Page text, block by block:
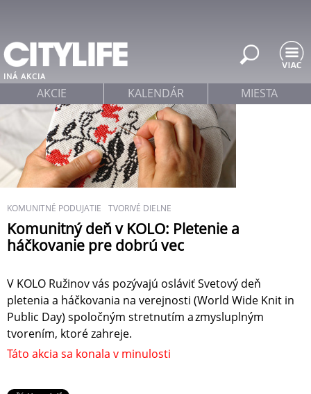
INÁ AKCIA
KOMUNITNÉ PODUJATIE TVORIVÉ DIELNE
Komunitný deň v KOLO: Pletenie a
háčkovanie pre dobrú vec
V KOLO Ružinov vás pozývajú osláviť Svetový deň
pletenia a háčkovania na verejnosti (World Wide Knit in
Public Day) spoločným stretnutím a zmysluplným
tvorením, ktoré zahreje.
Táto akcia sa konala v minulosti
AKCIE KALENDÁR MIESTA